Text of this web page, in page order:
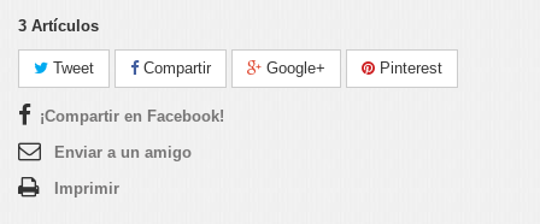
3 Artículos
Tweet Compartir Google+ Pinterest
¡Compartir en Facebook!
Enviar a un amigo
Imprimir